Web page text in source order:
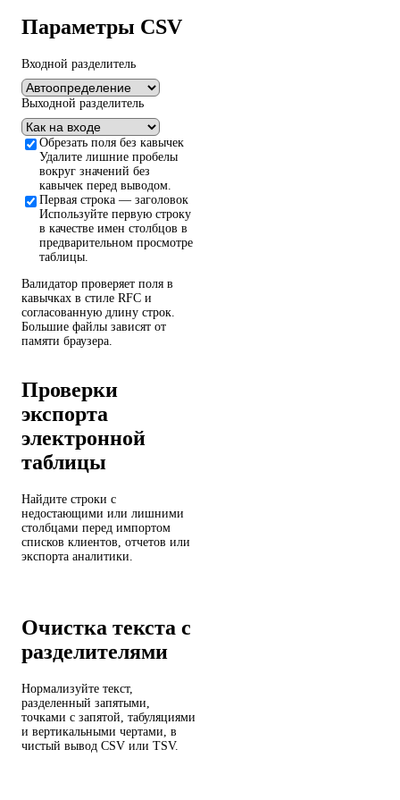
Параметры CSV
Входной разделитель
Выходной разделитель
Обрезать поля без кавычек
Удалите лишние пробелы
вокруг значений без
кавычек перед выводом.
Первая строка — заголовок
Используйте первую строку
в качестве имен столбцов в
предварительном просмотре
таблицы.
Валидатор проверяет поля в
кавычках в стиле RFC и
согласованную длину строк.
Большие файлы зависят от
памяти браузера.
Проверки
экспорта
электронной
таблицы
Найдите строки с
недостающими или лишними
столбцами перед импортом
списков клиентов, отчетов или
экспорта аналитики.
Очистка текста с
разделителями
Нормализуйте текст,
разделенный запятыми,
точками с запятой, табуляциями
и вертикальными чертами, в
чистый вывод CSV или TSV.